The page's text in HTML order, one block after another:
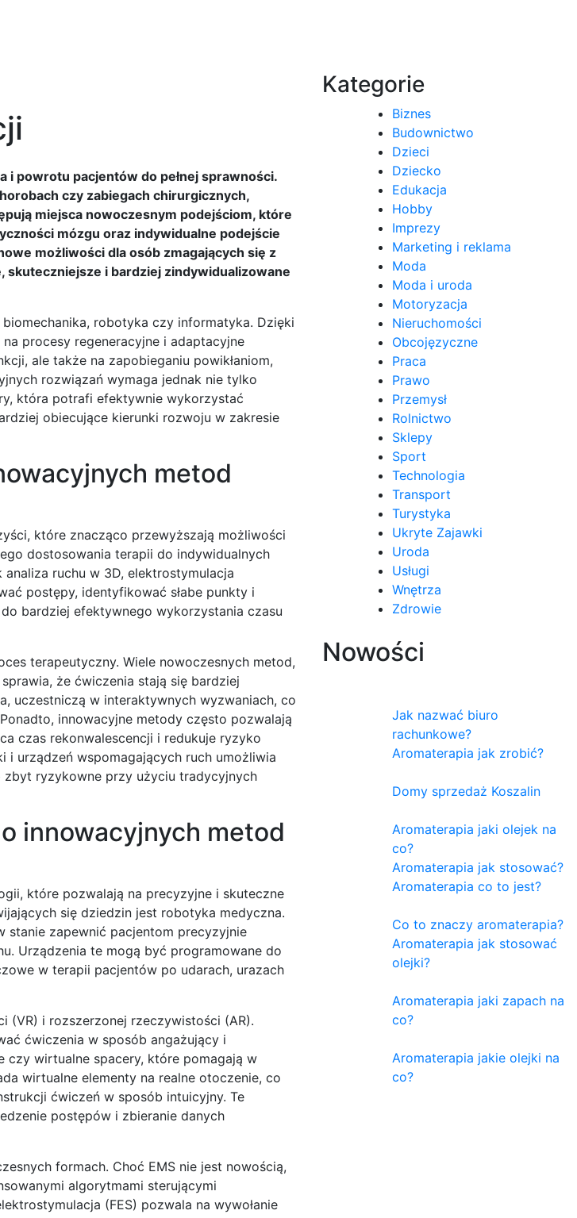
i powrotu pacjentów do pełnej sprawności.
czy zabiegach chirurgicznych,
miejsca nowoczesnym podejściom, które
mózgu oraz indywidualne podejście
możliwości dla osób zmagających się z
i bardziej zindywidualizowane
robotyka czy informatyka. Dzięki
procesy regeneracyjne i adaptacyjne
ale także na zapobieganiu powikłaniom,
rozwiązań wymaga jednak nie tylko
która potrafi efektywnie wykorzystać
obiecujące kierunki rozwoju w zakresie
metod
które znacząco przewyższają możliwości
dostosowania terapii do indywidualnych
ruchu w 3D, elektrostymulacja
postępy, identyfikować słabe punkty i
bardziej efektywnego wykorzystania czasu
terapeutyczny. Wiele nowoczesnych metod,
że ćwiczenia stają się bardziej
uczestniczą w interaktywnych wyzwaniach, co
innowacyjne metody często pozwalają
czas rekonwalescencji i redukuje ryzyko
i urządzeń wspomagających ruch umożliwia
zbyt ryzykowne przy użyciu tradycyjnych
innowacyjnych metod
które pozwalają na precyzyjne i skuteczne
się dziedzin jest robotyka medyczna.
stanie zapewnić pacjentom precyzyjnie
Urządzenia te mogą być programowane do
w terapii pacjentów po udarach, urazach
(VR) i rozszerzonej rzeczywistości (AR).
ćwiczenia w sposób angażujący i
czy wirtualne spacery, które pomagają w
wirtualne elementy na realne otoczenie, co
ćwiczeń w sposób intuicyjny. Te
postępów i zbieranie danych
formach. Choć EMS nie jest nowością,
algorytmami sterującymi
(FES) pozwala na wywołanie
Kategorie
Biznes
Budownictwo
Dzieci
Dziecko
Edukacja
Hobby
Imprezy
Marketing i reklama
Moda
Moda i uroda
Motoryzacja
Nieruchomości
Obcojęzyczne
Praca
Prawo
Przemysł
Rolnictwo
Sklepy
Sport
Technologia
Transport
Turystyka
Ukryte Zajawki
Uroda
Usługi
Wnętrza
Zdrowie
Nowości
Jak nazwać biuro
rachunkowe?
Aromaterapia jak zrobić?
Domy sprzedaż Koszalin
Aromaterapia jaki olejek na
co?
Aromaterapia jak stosować?
Aromaterapia co to jest?
Co to znaczy aromaterapia?
Aromaterapia jak stosować
olejki?
Aromaterapia jaki zapach na
co?
Aromaterapia jakie olejki na
co?